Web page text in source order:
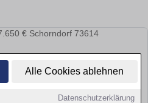
Alle Cookies ablehnen
Datenschutzerklärung